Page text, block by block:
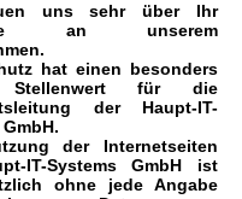
uns sehr über Ihr
an unserem
hat einen besonders
Stellenwert für die
der Haupt-IT-
der Internetseiten
IT-Systems GmbH ist
ohne jede Angabe